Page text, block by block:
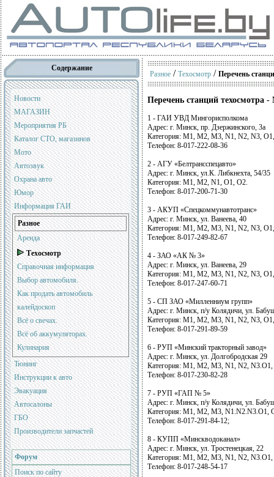
Содержание
Новости
МАГАЗИН
Мероприятия РБ
Каталог СТО, магазинов
Мото
Автозвук
Охрана авто
Юмор
Информация ГАИ
Разное
Аренда
Техосмотр
Справочная информация
Выбор автомобиля.
Как продать автомобиль
калейдоскоп
Всё о свечах.
Всё об аккумуляторах.
Кулинария
Тюнинг
Инструкции к авто
Эвакуация
Автосалоны
ГБО
Производители запчастей
Форум
Поиск по сайту
Разное / Техосмотр / Перечень
Перечень станций техосмотра
1 - ГАИ УВД Мингорисполкома
Адрес: г. Минск, пр. Дзержинского, 3а
Категория: М1, М2, М3, N1, N2, N3,
Телефон: 8-017-222-08-36
2 - АГУ «Белтрансспецавто»
Адрес: г. Минск, ул.К. Либкнехта, 54/35
Категория: М1, М2, N1, О1, О2.
Телефон: 8-017-200-71-30
3 - АКУП «Спецкоммунавтотранс»
Адрес: г. Минск, ул. Ванеева, 40
Категория: М1, М2, М3, N1, N2, N3,
Телефон: 8-017-249-82-67
4 - ЗАО «АК № 3»
Адрес: г. Минск, ул. Ванеева, 29
Категория: М1, М2, М3, N1, N2, N3,
Телефон: 8-017-247-60-71
5 - CП ЗАО «Милленниум групп»
Адрес: г. Минск, п/у Колядичи, ул.
Категория: М1, М2, М3, N1, N2, N3,
Телефон: 8-017-291-89-59
6 - РУП «Минский тракторный завод»
Адрес: г. Минск, ул. Долгобродская 29
Категория: М1, М2, М3, N1, N2,
Телефон: 8-017-230-82-28
7 - РУП «ГАП № 5»
Адрес: г. Минск, п/у Колядичи, ул.
Категория: М1, М2, М3, N1.N2.N3.О1,
Телефон: 8-017-291-84-12;
8 - КУПП «Минскводоканал»
Адрес: г. Минск, ул. Тростенецкая, 22
Категория: М1, М2, М3, N1, N2,
Телефон: 8-017-248-54-17